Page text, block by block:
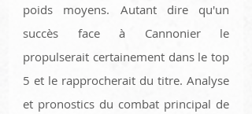
poids moyens. Autant dire qu'un
succès face à Cannonier le
propulserait certainement dans le top
5 et le rapprocherait du titre. Analyse
et pronostics du combat principal de